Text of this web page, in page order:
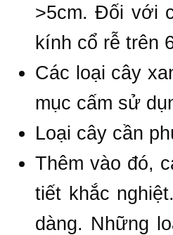
>5cm. Đối với
kính cổ rễ trên
Các loại cây
mục cấm sử
Loại cây cần
Thêm vào đó,
tiết khắc
dàng. Những